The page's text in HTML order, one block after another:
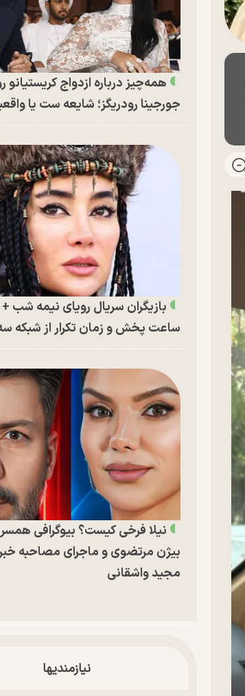
همه‌چیز درباره ازدواج کریستیانو
جورجینا رودریگز؛ شایعه ست یا
بازیگران سریال رویای نیمه شب
ساعت پخش و زمان تکرار از شبکه
نیلا فرخی کیست؟ بیوگرافی
بیژن مرتضوی و ماجرای مصاحبه
مجید واشقانی
نیازمندیها